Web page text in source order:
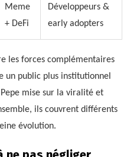
Meme
+ DeFi
Développeurs &
early adopters
les forces complémentaires
un public plus institutionnel
mise sur la viralité et
ils couvrent différents
évolution.